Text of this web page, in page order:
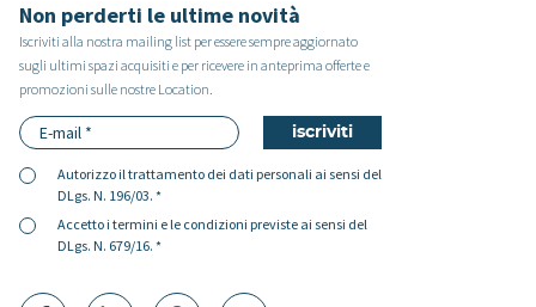
Non perderti le ultime novità
Iscriviti alla nostra mailing list per essere sempre aggiornato
sugli ultimi spazi acquisiti e per ricevere in anteprima offerte e
promozioni sulle nostre Location.
Autorizzo iltrattamento dei dati personali ai sensi del
DLgs. N. 196/03. *
Accetto i termini e le condizioni previste ai sensi del
DLgs. N. 679/16. *